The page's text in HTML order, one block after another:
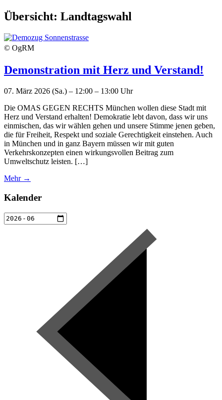
Übersicht: Landtagswahl
© OgRM
Demonstration mit Herz und Verstand!
07. März 2026 (Sa.) – 12:00 – 13:00 Uhr
Die OMAS GEGEN RECHTS München wollen diese Stadt mit
Herz und Verstand erhalten! Demokratie lebt davon, dass wir uns
einmischen, das wir wählen gehen und unsere Stimme jenen geben,
die für Freiheit, Respekt und soziale Gerechtigkeit einstehen. Auch
in München und in ganz Bayern müssen wir mit guten
Verkehrskonzepten einen wirkungsvollen Beitrag zum
Umweltschutz leisten. […]
Mehr →
Kalender